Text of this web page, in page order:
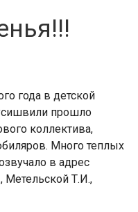
года в детской
прошло
коллектива,
Много теплых
в адрес
Метельской Т.И.,